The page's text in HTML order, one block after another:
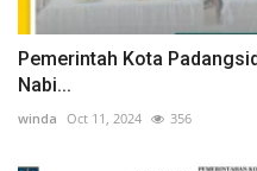
Pemerintah Kota
Nabi...
winda Oct 11, 2024 356